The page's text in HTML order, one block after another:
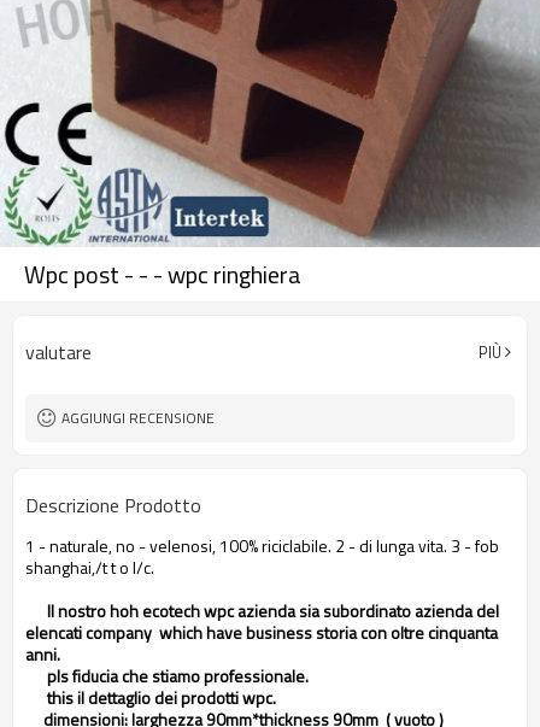
Wpc post - - - wpc ringhiera
valutare PIÙ
AGGIUNGI RECENSIONE
Descrizione Prodotto
1 - naturale, no - velenosi, 100% riciclabile. 2 - di lunga vita. 3 - fob
shanghai,/t t o l/c.
Il nostro hoh ecotech wpc azienda sia subordinato azienda del
elencati company which have business storia con oltre cinquanta
anni.
pls fiducia che stiamo professionale.
this il dettaglio dei prodotti wpc.
dimensioni: larghezza 90mm*thickness 90mm ( vuoto )